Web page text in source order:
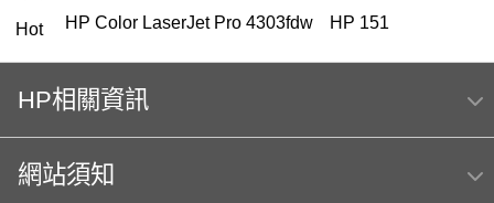
Hot HP Color LaserJet Pro 4303fdw HP 151
OfficeJet Pro 9010 多功能事務機 ｜ 1KR53D 119
筆電 電池
HP Color Laser jet M856dn A3彩色雷射印表機
HP相關資訊
網站須知